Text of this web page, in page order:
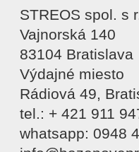
STREOS spol. s
Vajnorská 140
83104 Bratislava
Výdajné miesto
Rádiová 49,
tel.: + 421 911
whatsapp: 0948